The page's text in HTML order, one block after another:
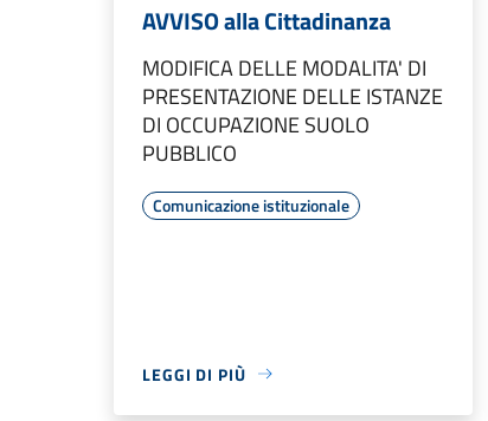
AVVISO alla Cittadinanza
MODIFICA DELLE MODALITA' DI
PRESENTAZIONE DELLE ISTANZE
DI OCCUPAZIONE SUOLO
PUBBLICO
Comunicazione istituzionale
LEGGI DI PIÙ